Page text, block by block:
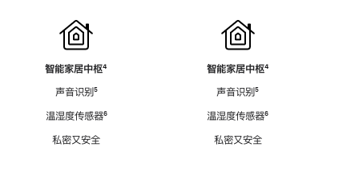
智能家居中枢脚
⁴
声音识别脚
⁵
温湿度传感器脚
⁶
私密又安全
智能家居中枢脚
⁴
声音识别脚
⁵
温湿度传感器脚
⁶
私密又安全